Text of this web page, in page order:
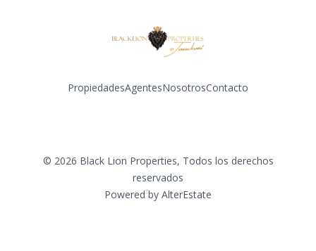
PropiedadesAgentesNosotrosContacto
© 2026 Black Lion Properties, Todos los derechos
reservados
Powered by AlterEstate